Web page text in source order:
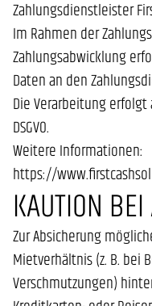
Zahlungsdienstleister
Im Rahmen der
Zahlungsabwicklung
Daten an den
Die Verarbeitung erfolgt
DSGVO.
Weitere Informationen:
https://
KAUTION
Zur Absicherung
Mietverhältnis (z. B. bei
Verschmutzungen)